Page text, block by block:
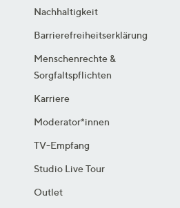
Nachhaltigkeit
Barrierefreiheitserklärung
Menschenrechte &
Sorgfaltspflichten
Karriere
Moderator*innen
TV-Empfang
Studio Live Tour
Outlet